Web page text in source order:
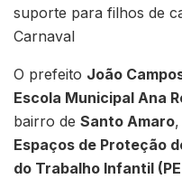
suporte para filhos de
Carnaval
O prefeito João
Escola Municipal Ana
bairro de Santo Amaro
Espaços de Proteção
do Trabalho Infantil